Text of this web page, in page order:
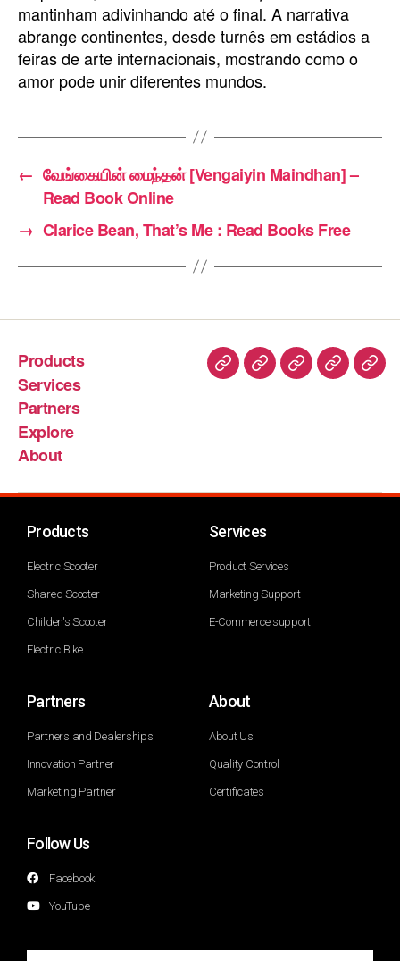
mantinham adivinhando até o final. A narrativa
abrange continentes, desde turnês em estádios a
feiras de arte internacionais, mostrando como o
amor pode unir diferentes mundos.
← வேங்கையின் மைந்தன் [Vengaiyin Maindhan] –
Read Book Online
→ Clarice Bean, That’s Me : Read Books Free
Products
Services
Partners
Explore
About
Products
Electric Scooter
Shared Scooter
Childen's Scooter
Electric Bike
Services
Product Services
Marketing Support
E-Commerce support
Partners
Partners and Dealerships
Innovation Partner
Marketing Partner
About
About Us
Quality Control
Certificates
Follow Us
Facebook
YouTube